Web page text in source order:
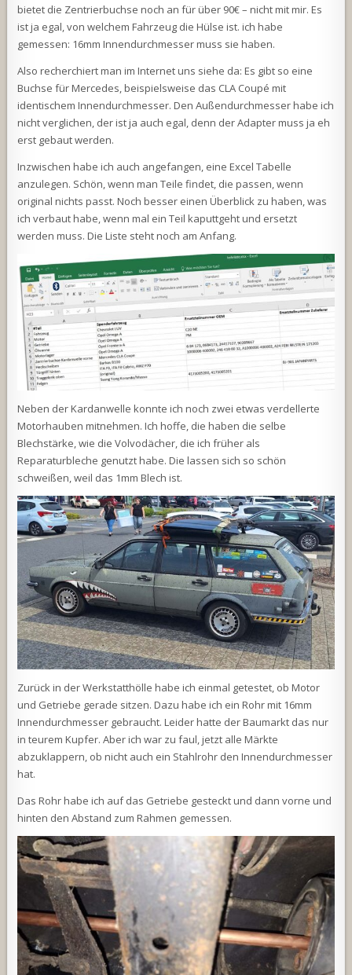
bietet die Zentrierbuchse noch an für über 90€ – nicht mit mir. Es
ist ja egal, von welchem Fahrzeug die Hülse ist. ich habe
gemessen: 16mm Innendurchmesser muss sie haben.
Also recherchiert man im Internet uns siehe da: Es gibt so eine
Buchse für Mercedes, beispielsweise das CLA Coupé mit
identischem Innendurchmesser. Den Außendurchmesser habe ich
nicht verglichen, der ist ja auch egal, denn der Adapter muss ja eh
erst gebaut werden.
Inzwischen habe ich auch angefangen, eine Excel Tabelle
anzulegen. Schön, wenn man Teile findet, die passen, wenn
original nichts passt. Noch besser einen Überblick zu haben, was
ich verbaut habe, wenn mal ein Teil kaputtgeht und ersetzt
werden muss. Die Liste steht noch am Anfang.
Neben der Kardanwelle konnte ich noch zwei etwas verdellerte
Motorhauben mitnehmen. Ich hoffe, die haben die selbe
Blechstärke, wie die Volvodächer, die ich früher als
Reparaturbleche genutzt habe. Die lassen sich so schön
schweißen, weil das 1mm Blech ist.
Zurück in der Werkstatthölle habe ich einmal getestet, ob Motor
und Getriebe gerade sitzen. Dazu habe ich ein Rohr mit 16mm
Innendurchmesser gebraucht. Leider hatte der Baumarkt das nur
in teurem Kupfer. Aber ich war zu faul, jetzt alle Märkte
abzuklappern, ob nicht auch ein Stahlrohr den Innendurchmesser
hat.
Das Rohr habe ich auf das Getriebe gesteckt und dann vorne und
hinten den Abstand zum Rahmen gemessen.